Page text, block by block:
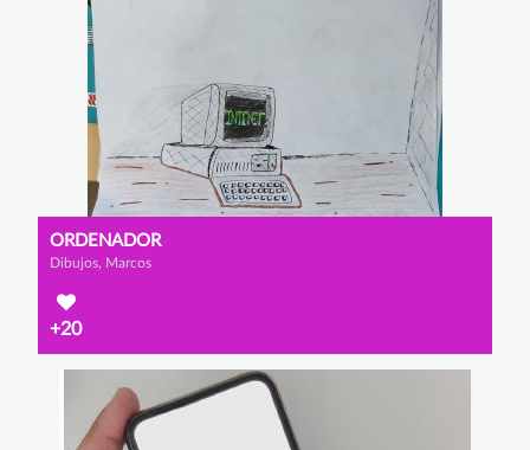
ORDENADOR
Dibujos, Marcos
+20